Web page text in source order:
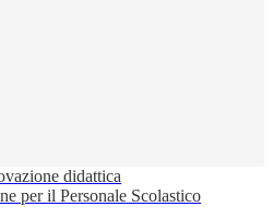
didattica
per il Personale Scolastico